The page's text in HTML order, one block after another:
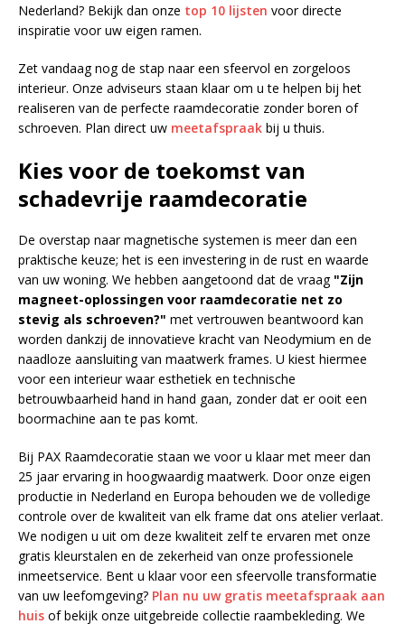
Nederland? Bekijk dan onze top 10 lijsten voor directe
inspiratie voor uw eigen ramen.
Zet vandaag nog de stap naar een sfeervol en zorgeloos
interieur. Onze adviseurs staan klaar om u te helpen bij het
realiseren van de perfecte raamdecoratie zonder boren of
schroeven. Plan direct uw meetafspraak bij u thuis.
Kies voor de toekomst van
schadevrije raamdecoratie
De overstap naar magnetische systemen is meer dan een
praktische keuze; het is een investering in de rust en waarde
van uw woning. We hebben aangetoond dat de vraag "Zijn
magneet-oplossingen voor raamdecoratie net zo
stevig als schroeven?" met vertrouwen beantwoord kan
worden dankzij de innovatieve kracht van Neodymium en de
naadloze aansluiting van maatwerk frames. U kiest hiermee
voor een interieur waar esthetiek en technische
betrouwbaarheid hand in hand gaan, zonder dat er ooit een
boormachine aan te pas komt.
Bij PAX Raamdecoratie staan we voor u klaar met meer dan
25 jaar ervaring in hoogwaardig maatwerk. Door onze eigen
productie in Nederland en Europa behouden we de volledige
controle over de kwaliteit van elk frame dat ons atelier verlaat.
We nodigen u uit om deze kwaliteit zelf te ervaren met onze
gratis kleurstalen en de zekerheid van onze professionele
inmeetservice. Bent u klaar voor een sfeervolle transformatie
van uw leefomgeving? Plan nu uw gratis meetafspraak aan
huis of bekijk onze uitgebreide collectie raambekleding. We